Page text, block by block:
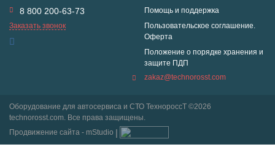
8 800 200-63-73
Заказать звонок
Помощь и поддержка
Пользовательское соглашение.
Оферта
Положение о порядке хранения и
защите ПДП
zakaz@technorosst.com
Оборудование для автосервиса и СТО ТехнороссТ ©2026
technorosst.com. Все права защищены.
Продвижение сайта - mStudio